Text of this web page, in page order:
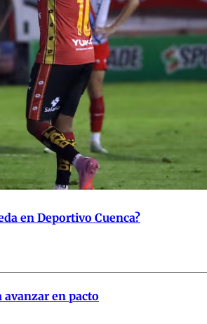
en Deportivo Cuenca?
en pacto